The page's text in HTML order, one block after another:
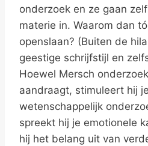
onderzoek en ze gaan
materie in. Waarom dan
openslaan? (Buiten de
geestige schrijfstijl en
Hoewel Mersch
aandraagt, stimuleert hij
wetenschappelijk
spreekt hij je emotionele
hij het belang uit van